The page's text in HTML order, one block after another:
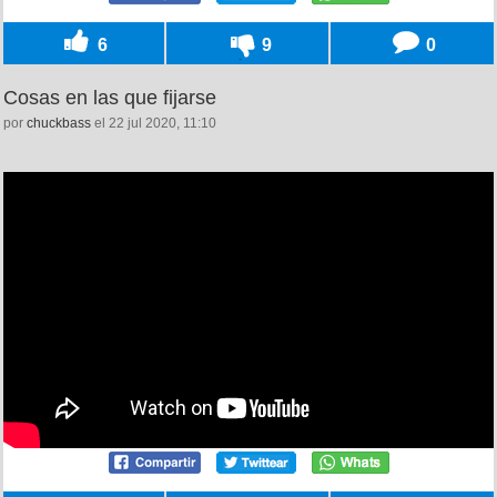
6 9 0
Cosas en las que fijarse
por chuckbass el 22 jul 2020, 11:10